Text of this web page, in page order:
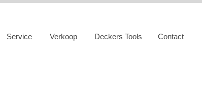
Service Verkoop Deckers Tools Contact